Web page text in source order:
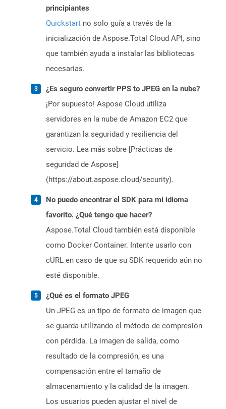
principiantes
Quickstart no solo guía a través de la
inicialización de Aspose.Total Cloud API, sino
que también ayuda a instalar las bibliotecas
necesarias.
¿Es seguro convertir PPS to JPEG en la nube?
¡Por supuesto! Aspose Cloud utiliza
servidores en la nube de Amazon EC2 que
garantizan la seguridad y resiliencia del
servicio. Lea más sobre [Prácticas de
seguridad de Aspose]
(https://about.aspose.cloud/security).
No puedo encontrar el SDK para mi idioma
favorito. ¿Qué tengo que hacer?
Aspose.Total Cloud también está disponible
como Docker Container. Intente usarlo con
cURL en caso de que su SDK requerido aún no
esté disponible.
¿Qué es el formato JPEG
Un JPEG es un tipo de formato de imagen que
se guarda utilizando el método de compresión
con pérdida. La imagen de salida, como
resultado de la compresión, es una
compensación entre el tamaño de
almacenamiento y la calidad de la imagen.
Los usuarios pueden ajustar el nivel de